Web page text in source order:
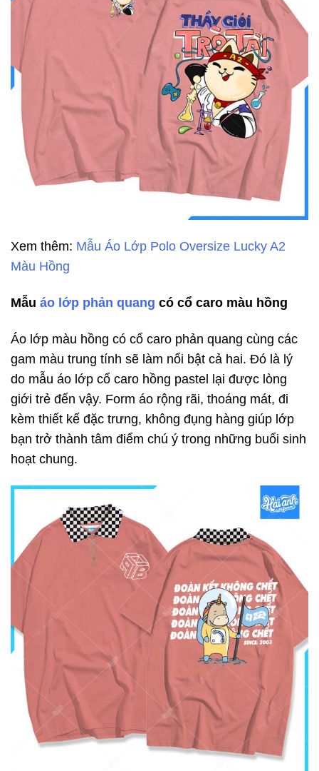
Xem thêm: Mẫu Áo Lớp Polo Oversize Lucky A2
Màu Hồng
Mẫu áo lớp phản quang có cổ caro màu hồng
Áo lớp màu hồng có cổ caro phản quang cùng các
gam màu trung tính sẽ làm nổi bật cả hai. Đó là lý
do mẫu áo lớp cổ caro hồng pastel lại được lòng
giới trẻ đến vậy. Form áo rộng rãi, thoáng mát, đi
kèm thiết kế đặc trưng, không đụng hàng giúp lớp
bạn trở thành tâm điểm chú ý trong những buổi sinh
hoạt chung.